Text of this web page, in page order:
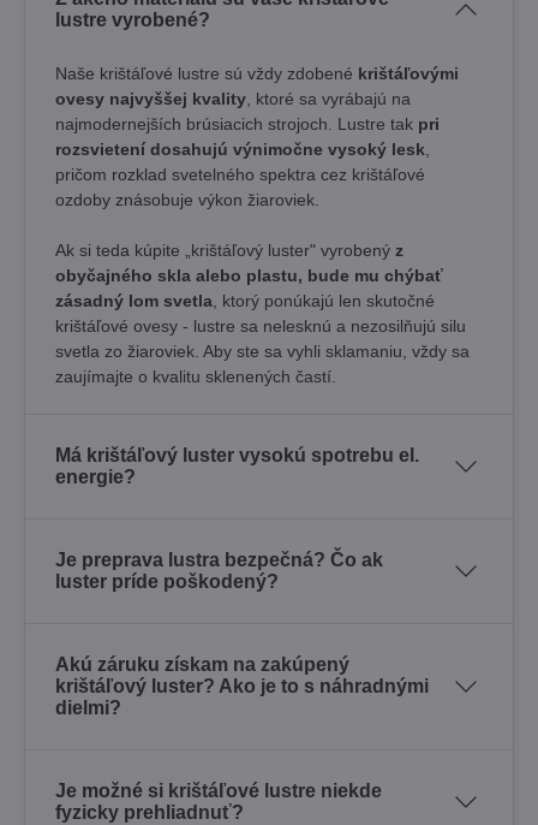
lustre vyrobené?
Naše krištáľové lustre sú vždy zdobené krištáľovými
ovesy najvyššej kvality , ktoré sa vyrábajú na
najmodernejších brúsiacich strojoch. Lustre tak pri
rozsvietení dosahujú výnimočne vysoký lesk
pričom rozklad svetelného spektra cez krištáľové
ozdoby znásobuje výkon žiaroviek.
Ak si teda kúpite „krištáľový luster" vyrobený z
obyčajného skla alebo plastu, bude mu chýbať
zásadný lom svetla , ktorý ponúkajú len skutočné
krištáľové ovesy - lustre sa nelesknú a nezosilňujú silu
svetla zo žiaroviek. Aby ste sa vyhli sklamaniu, vždy sa
zaujímajte o kvalitu sklenených častí.
Má krištáľový luster vysokú spotrebu el.
energie?
Je preprava lustra bezpečná? Čo ak
luster príde poškodený?
Akú záruku získam na zakúpený
krištáľový luster? Ako je to s náhradnými
dielmi?
Je možné si krištáľové lustre niekde
fyzicky prehliadnuť?